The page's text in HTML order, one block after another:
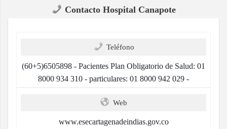
Contacto Hospital Canapote
Teléfono
(60+5)6505898 - Pacientes Plan Obligatorio de Salud: 01
8000 934 310 - particulares: 01 8000 942 029 -
Web
www.esecartagenadeindias.gov.co